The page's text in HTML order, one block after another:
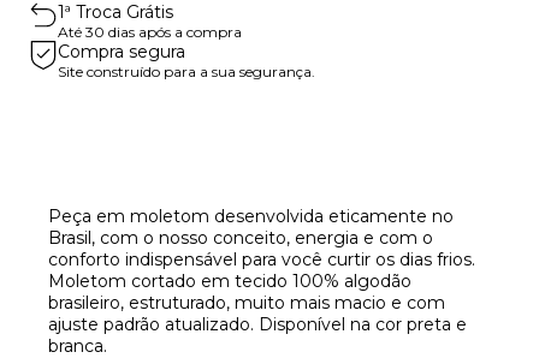
1ª Troca Grátis
Até 30 dias após a compra
Compra segura
Site construído para a sua segurança.
Peça em moletom desenvolvida eticamente no
Brasil, com o nosso conceito, energia e com o
conforto indispensável para você curtir os dias frios.
Moletom cortado em tecido 100% algodão
brasileiro, estruturado, muito mais macio e com
ajuste padrão atualizado. Disponível na cor preta e
branca.